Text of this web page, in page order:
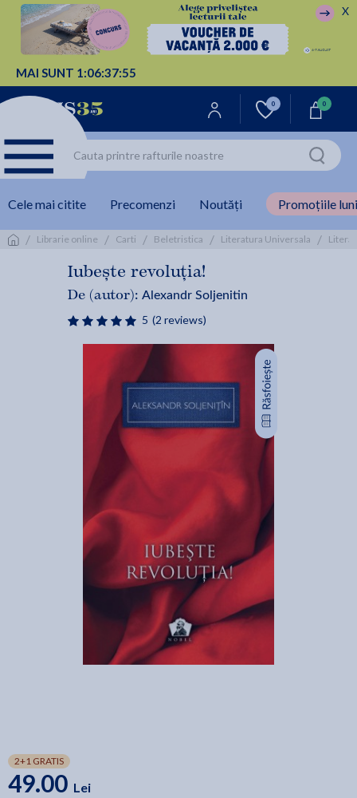
MAI SUNT 1:06:37:55
X
0 0
Cele mai citite Precomenzi Noutăți Promoțiile
/ Librarie online / Carti / Beletristica / Literatura Universala /
Iubește revoluția!
De (autor): Alexandr Soljenitin
5 (2 reviews)
2+1 GRATIS
49.00 Lei